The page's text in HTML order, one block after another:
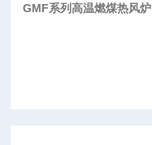
GMF系列高温燃煤热风炉